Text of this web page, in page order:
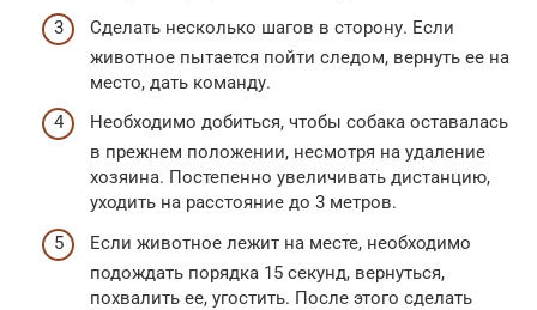
Сделать несколько шагов в сторону. Если
животное пытается пойти следом, вернуть ее на
место, дать команду.
Необходимо добиться, чтобы собака оставалась
в прежнем положении, несмотря на удаление
хозяина. Постепенно увеличивать дистанцию,
уходить на расстояние до 3 метров.
Если животное лежит на месте, необходимо
подождать порядка 15 секунд, вернуться,
похвалить ее, угостить. После этого сделать